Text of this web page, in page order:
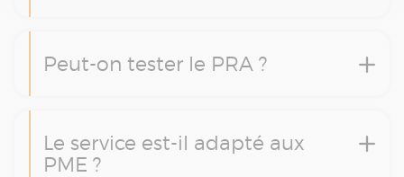
Peut-on tester le PRA ?
Le service est-il adapté aux
PME ?